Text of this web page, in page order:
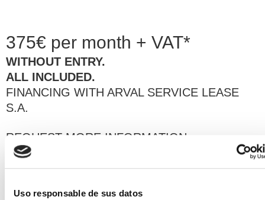
Uso responsable de sus datos
375€ per month + VAT*
WITHOUT ENTRY.
ALL INCLUDED.
FINANCING WITH ARVAL SERVICE LEASE
S.A.
REQUEST MORE INFORMATION